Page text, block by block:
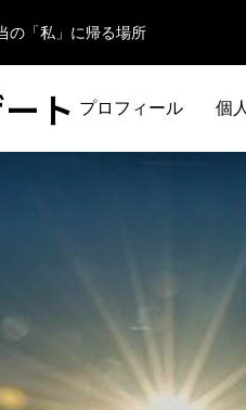
の「私」に帰る場所
ト プロフィール 個